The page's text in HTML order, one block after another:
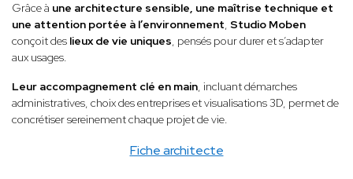
Fiche architecte
Grâce à une architecture sensible, une maîtrise technique et
une attention portée à l’environnement, Studio Moben
conçoit des lieux de vie uniques, pensés pour durer et s’adapter
aux usages.
Leur accompagnement clé en main, incluant démarches
administratives, choix des entreprises et visualisations 3D, permet de
concrétiser sereinement chaque projet de vie.